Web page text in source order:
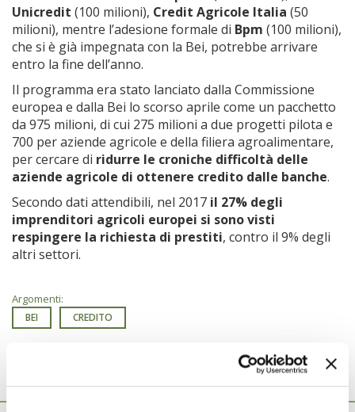
Unicredit (100 milioni), Credit Agricole Italia (50
milioni), mentre l’adesione formale di Bpm (100 milioni),
che si è già impegnata con la Bei, potrebbe arrivare
entro la fine dell’anno.
Il programma era stato lanciato dalla Commissione
europea e dalla Bei lo scorso aprile come un pacchetto
da 975 milioni, di cui 275 milioni a due progetti pilota e
700 per aziende agricole e della filiera agroalimentare,
per cercare di ridurre le croniche difficoltà delle
aziende agricole di ottenere credito dalle banche.
Secondo dati attendibili, nel 2017 il 27% degli
imprenditori agricoli europei si sono visti
respingere la richiesta di prestiti, contro il 9% degli
altri settori.
Argomenti:
BEI CREDITO